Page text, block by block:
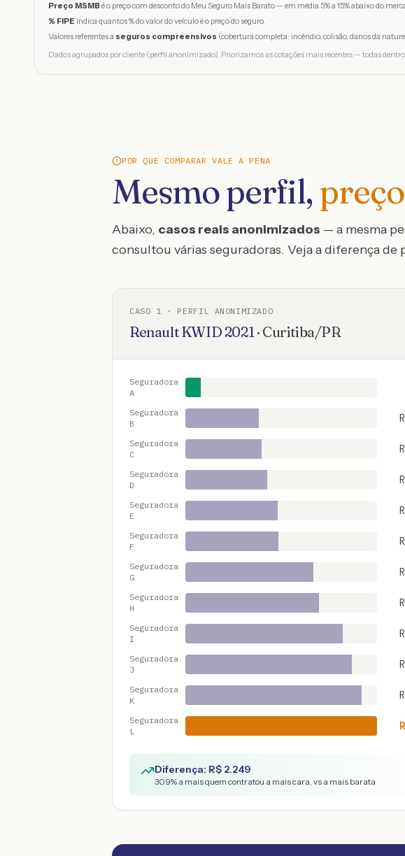
Preço MSMB é o preço com desconto do Meu Seguro Mais Barato — em média 5% a 15% abaixo do
% FIPE indica quantos % do valor do veículo é o preço do seguro.
Valores referentes a seguros compreensivos (cobertura completa: incêndio, colisão, danos da
Dados agrupados por cliente (perfil anonimizado). Priorizamos as cotações mais recentes — todas
POR QUE COMPARAR VALE A PENA
Mesmo perfil,
Abaixo, casos reais anonimizados — a mesma
consultou várias seguradoras. Veja a diferença de
CASO 1 · PERFIL ANONIMIZADO
RenaultKWID 2021· Curitiba/PR
Seguradora
A
Seguradora
B
Seguradora
C
Seguradora
D
Seguradora
E
Seguradora
F
Seguradora
G
Seguradora
H
Seguradora
I
Seguradora
J
Seguradora
K
Seguradora
L
Diferença: R$ 2.249
309% a mais quem contratou a mais cara, vs a mais barata